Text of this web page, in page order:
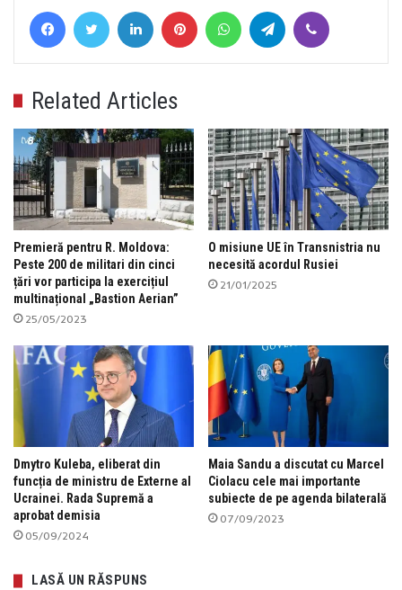
FacebookTwitter LinkedIn Pinterest WhatsAppTelegram
Related Articles
Premieră pentru R. Moldova:
Peste 200 de militari din cinci
țări vor participa la exercițiul
multinațional „Bastion Aerian”
25/05/2023
O misiune UE în Transnistria nu
necesită acordul Rusiei
21/01/2025
Dmytro Kuleba, eliberat din
funcția de ministru de Externe al
Ucrainei. Rada Supremă a
aprobat demisia
05/09/2024
Maia Sandu a discutat cu Marcel
Ciolacu cele mai importante
subiecte de pe agenda bilaterală
07/09/2023
LASĂ UN RĂSPUNS